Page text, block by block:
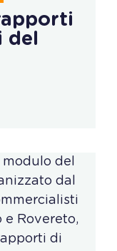
del
del
dal
Rovereto,
di